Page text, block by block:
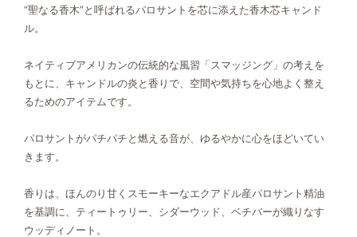
“聖なる香木”と呼ばれるパロサントを芯に添えた香木芯キャンド
ル。
ネイティブアメリカンの伝統的な風習「スマッジング」の考えを
もとに、キャンドルの炎と香りで、空間や気持ちを心地よく整え
るためのアイテムです。
パロサントがパチパチと燃える音が、ゆるやかに心をほどいてい
きます。
香りは、ほんのり甘くスモーキーなエクアドル産パロサント精油
を基調に、ティートゥリー、シダーウッド、ベチバーが織りなす
ウッディノート。